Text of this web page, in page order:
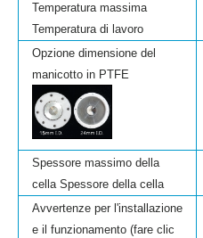
Temperatura massima
Temperatura di lavoro
Opzione dimensione del
manicotto in PTFE
Spessore massimo della
cella Spessore della cella
Avvertenze per l'installazione
e il funzionamento (fare clic